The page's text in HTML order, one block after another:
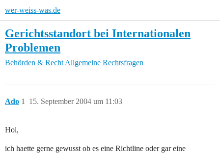
wer-weiss-was.de
Gerichtsstandort bei Internationalen
Problemen
Behörden & Recht Allgemeine Rechtsfragen
Ado 15. September 2004 um 11:03
1
Hoi,
ich haette gerne gewusst ob es eine Richtline oder gar eine